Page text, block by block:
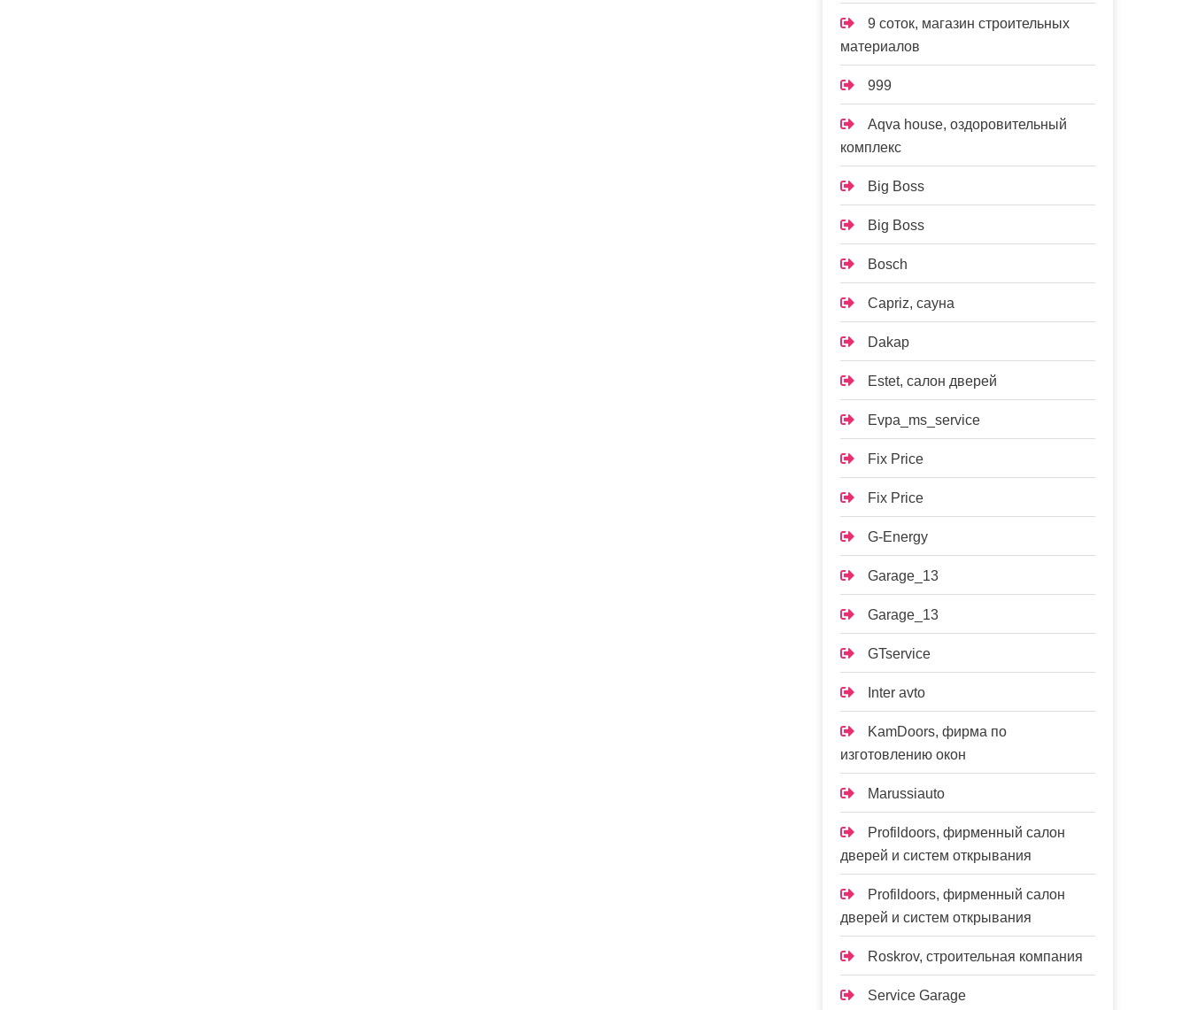
9 соток, магазин строительных
материалов
999
Aqva house, оздоровительный
комплекс
Big Boss
Big Boss
Bosch
Capriz, сауна
Dakap
Estet, салон дверей
Evpa_ms_service
Fix Price
Fix Price
G-Energy
Garage_13
Garage_13
GTservice
Inter avto
KamDoors, фирма по
изготовлению окон
Marussiauto
Profildoors, фирменный салон
дверей и систем открывания
Profildoors, фирменный салон
дверей и систем открывания
Roskrov, строительная компания
Service Garage